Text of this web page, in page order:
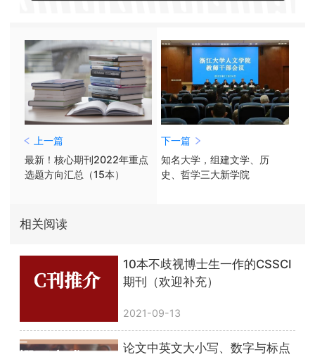
上一篇
最新！核心期刊2022年重点
选题方向汇总（15本）
下一篇
知名大学，组建文学、历
史、哲学三大新学院
相关阅读
10本不歧视博士生一作的CSSCI
期刊（欢迎补充）
2021-09-13
论文中英文大小写、数字与标点